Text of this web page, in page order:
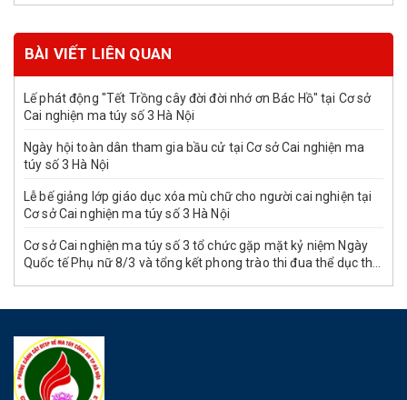
BÀI VIẾT LIÊN QUAN
Lế phát động "Tết Trồng cây đời đời nhớ ơn Bác Hồ" tại Cơ sở
Cai nghiện ma túy số 3 Hà Nội
Ngày hội toàn dân tham gia bầu cử tại Cơ sở Cai nghiện ma
túy số 3 Hà Nội
Lễ bế giảng lớp giáo dục xóa mù chữ cho người cai nghiện tại
Cơ sở Cai nghiện ma túy số 3 Hà Nội
Cơ sở Cai nghiện ma túy số 3 tổ chức gặp mặt kỷ niệm Ngày
Quốc tế Phụ nữ 8/3 và tổng kết phong trào thi đua thể dục thể